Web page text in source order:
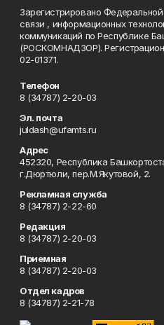
Зарегистрировано
связи , информационных
коммуникаций по Республике
(РОСКОМНАДЗОР).
02-01371.
Телефон
8 (34787) 2-20-03
Эл. почта
juldash@ufamts.ru
Адрес
452320, Республика
г.Дюртюли, пер.М.Якутовой, 2.
Рекламная служба
8 (34787) 2-22-60
Редакция
8 (34787) 2-20-03
Приемная
8 (34787) 2-20-03
Отдел кадров
8 (34787) 2-21-78